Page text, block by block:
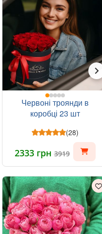
Червоні троянди в
коробці 23 шт
(28)
2333 грн3919